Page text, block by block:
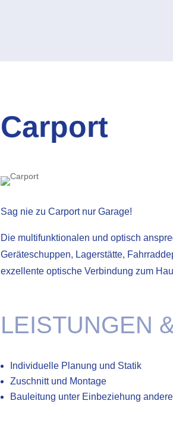
Carport
Sag nie zu Carport nur Garage!
Die multifunktionalen und optisch
Geräteschuppen, Lagerstätte,
exzellente optische Verbindung zum
LEISTUNGEN
Individuelle Planung und Statik
Zuschnitt und Montage
Bauleitung unter Einbeziehung